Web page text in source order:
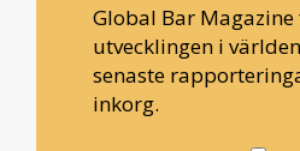
Global Bar
utvecklingen i
senaste
inkorg.